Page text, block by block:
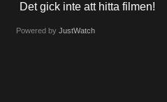
Powered by JustWatch